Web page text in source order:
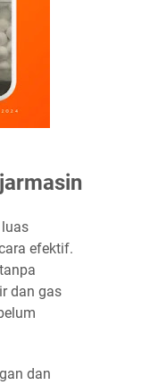
efektif.
dan gas
dan